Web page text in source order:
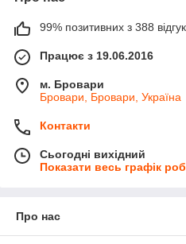
99% позитивних з 388
Працює з 19.06.2016
м. Бровари
Бровари, Бровари, Україна
Контакти
Сьогодні вихідний
Показати весь графік
Про нас